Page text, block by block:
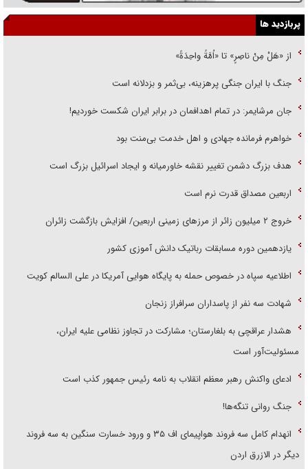
پربازدید ها
از «هَلْ مِنْ ناصِرٍ» تا «اُمَّةً واحِدَةً»
جنگ با ایران جنگی پرهزینه، بی‌ثمر و بزدلانه است
جان مرشایمر: در تمام اهدافمان در برابر ایران شکست خوردیم!
خواهرم فرمانده جهادی و اهل خدمت بی‌منت بود
هدف بزرگ دشمن تغییر نقشه خاورمیانه و ایجاد اسرائیل بزرگ است
اربعین مصداق قدرت نرم است
‌خروج ۲ میلیون زائر از مرز‌های زمینی اربعین/ افزایش بازگشت زائران
یازدهمین دوره مسابقات رباتیک دانش آموزی کشور
اطلاعیه سپاه در خصوص حمله به پایگاه هوایی آمریکا در علی السالم کویت
شهادت سه نفر از پاسداران سرافراز زنجان
هشدار عراقچی به بلغارستان؛ مشارکت در تجاوز نظامی علیه ایران،
مسئولیت‌آور است
ادعای واکنش رهبر معظم انقلاب به نامه رئیس جمهور کذب است
جنگ روانی تنگه‌ها!
انهدام کامل سه فروند هواپیمای اف ۳۵ و ورود خسارت سنگین به سه فروند
دیگر در الازرق اردن